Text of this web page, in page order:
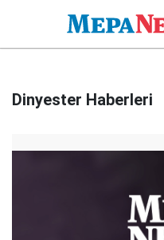
Dinyester Haberleri